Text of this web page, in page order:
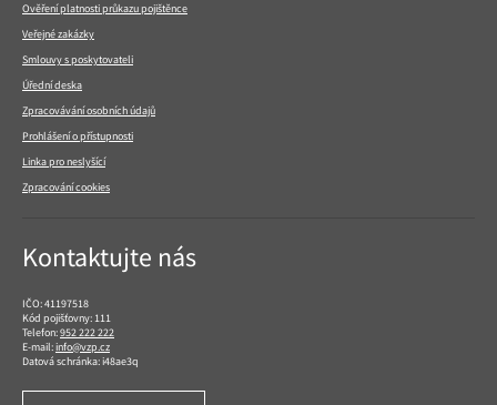
Ověření platnosti průkazu pojištěnce
Veřejné zakázky
Smlouvy s poskytovateli
Úřední deska
Zpracovávání osobních údajů
Prohlášení o přístupnosti
Linka pro neslyšící
Zpracování cookies
Kontaktujte nás
IČO: 41197518
Kód pojišťovny: 111
Telefon:952 222 222
E-mail:info@vzp.cz
Datová schránka: i48ae3q